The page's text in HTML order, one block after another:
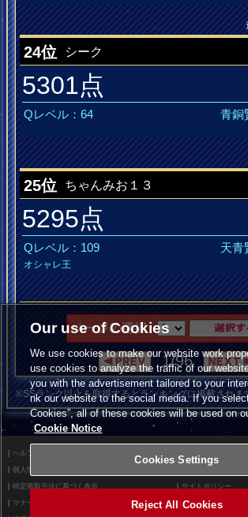
24位 シーク
5301点
Qレベル：64 青銅
25位 ちゃんみお１３
5295点
Qレベル：109 天青
オシャレ王
ページの選択
1/96
※SSランク以上を取得するとランキングに掲載されま
ヘルプ
個人情報等保護方針
特定商取引法に基づく表示 サイトポリシー
マナー＆ルール お問い合わせ
Our use of Cookies
We use cookies to make our website work
use cookies to analyze the traffic of our
you with the advertisement tailored to your
nk our website to the social media. If you
Cookies”, all of these cookies will be used on
Cookie Notice
Cookies Settings
Reject All Cookies